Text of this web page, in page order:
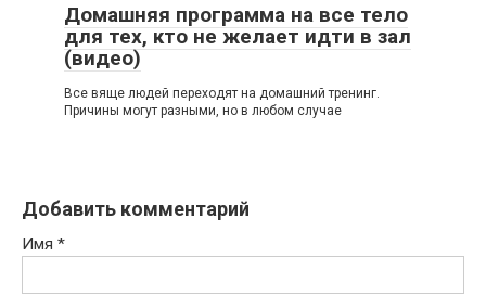
Домашняя программа на все тело
для тех, кто не желает идти в зал
(видео)
Все вяще людей переходят на домашний тренинг.
Причины могут разными, но в любом случае
Добавить комментарий
Имя *